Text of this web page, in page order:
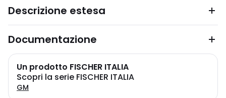
Descrizione estesa
Documentazione
Un prodotto FISCHER ITALIA
Scopri la serie FISCHER ITALIA
GM